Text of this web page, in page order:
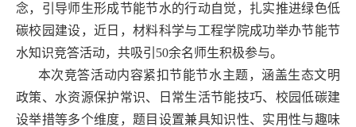
念，引导师生形成节能节水的行动自觉，扎实推进绿色低
碳校园建设，近日，材料科学与工程学院成功举办节能节
水知识竞答活动，共吸引 50余名师生积极参与。
本次竞答活动内容紧扣节能节水主题，涵盖生态文明
政策、水资源保护常识、日常生活节能技巧、校园低碳建
设举措等多个维度，题目设置兼具知识性、实用性与趣味